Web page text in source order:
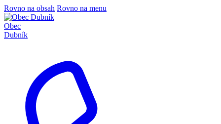
Rovno na obsah Rovno na menu
Obec
Dubník